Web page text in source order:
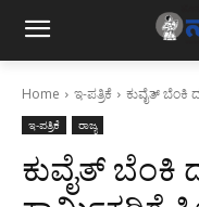
Home ಇ-ಪತ್ರಿಕೆ ಕುವೈತ್‌ ಬೆಂಕಿ
ಇ-ಪತ್ರಿಕೆ ರಾಜ್ಯ
ಕುವೈತ್‌ ಬೆಂಕಿ